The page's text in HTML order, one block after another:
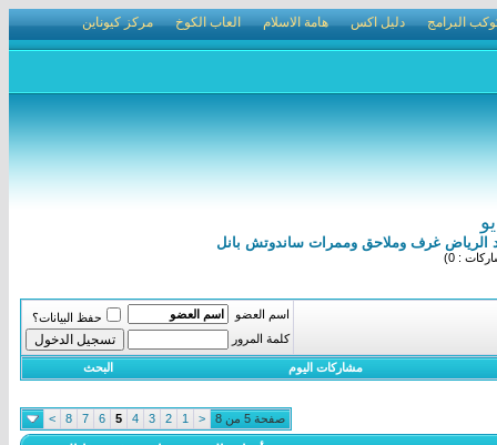
البرامج دليل اكس هامة الاسلام العاب الكوخ مركز كيوناين
: 0)
اسم العضو
حفظ البيانات؟
كلمة المرور
مشاركات اليوم البحث
صفحة 5 من 8 <
1
2
3
4
5
6
7
8
>